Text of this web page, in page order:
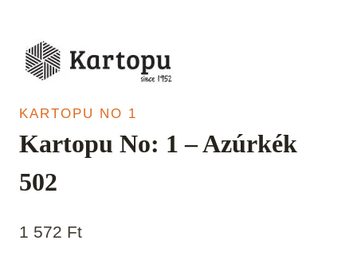
KARTOPU NO 1
Kartopu No: 1 – Azúrkék
502
1 572 Ft